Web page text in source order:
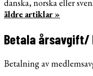
danska, norska eller
äldre artiklar »
Betala årsavgift/
Betalning av